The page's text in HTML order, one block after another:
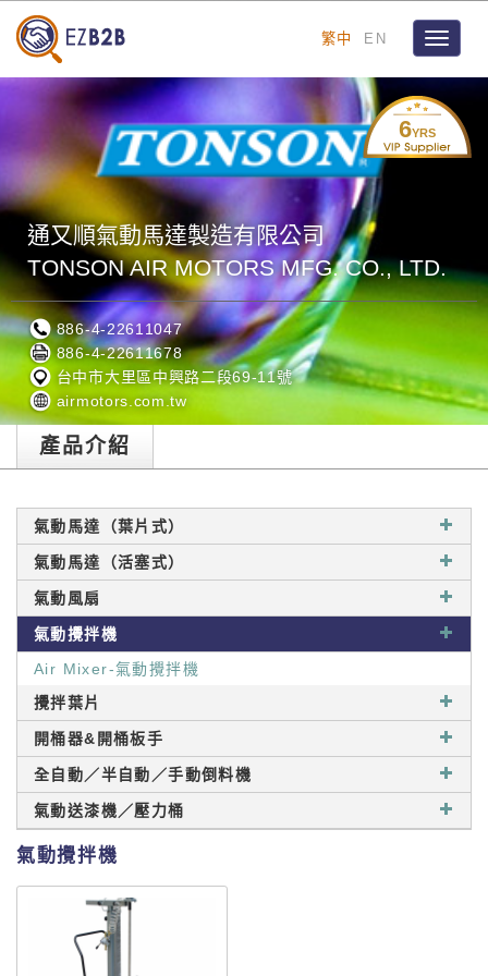
繁中 EN
Toggle
6YRS
通又順氣動馬達製造有限公司
TONSON AIR MOTORS MFG. CO., LTD.
886-4-22611047
886-4-22611678
台中市大里區中興路二段69-11號
airmotors.com.tw
產品介紹
氣動馬達（葉片式）
氣動馬達（活塞式）
氣動風扇
氣動攪拌機
Air Mixer-氣動攪拌機
攪拌葉片
開桶器&開桶板手
全自動／半自動／手動倒料機
氣動送漆機／壓力桶
氣動攪拌機